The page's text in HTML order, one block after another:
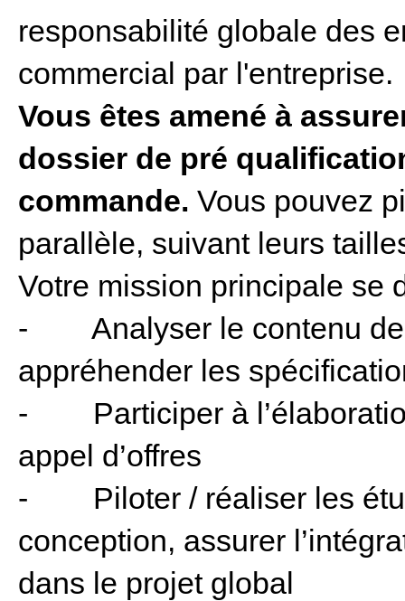
responsabilité globale des
commercial par l'entreprise.
Vous êtes amené à
dossier de pré
commande. Vous pouvez
parallèle, suivant leurs
Votre mission principale se
- Analyser le contenu de
appréhender les
- Participer à
appel d’offres
- Piloter / réaliser les
conception, assurer
dans le projet global